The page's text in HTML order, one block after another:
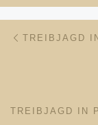
TREIBJAGD